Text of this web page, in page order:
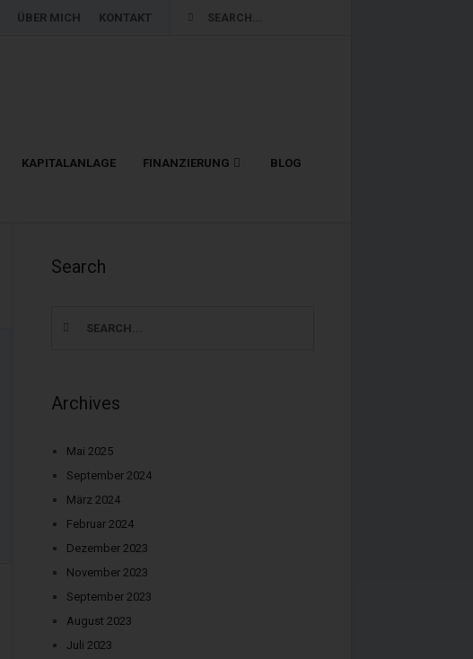
ÜBER MICH KONTAKT
KAPITALANLAGE FINANZIERUNG BLOG
Search
Archives
Mai 2025
September 2024
März 2024
Februar 2024
Dezember 2023
November 2023
September 2023
August 2023
Juli 2023